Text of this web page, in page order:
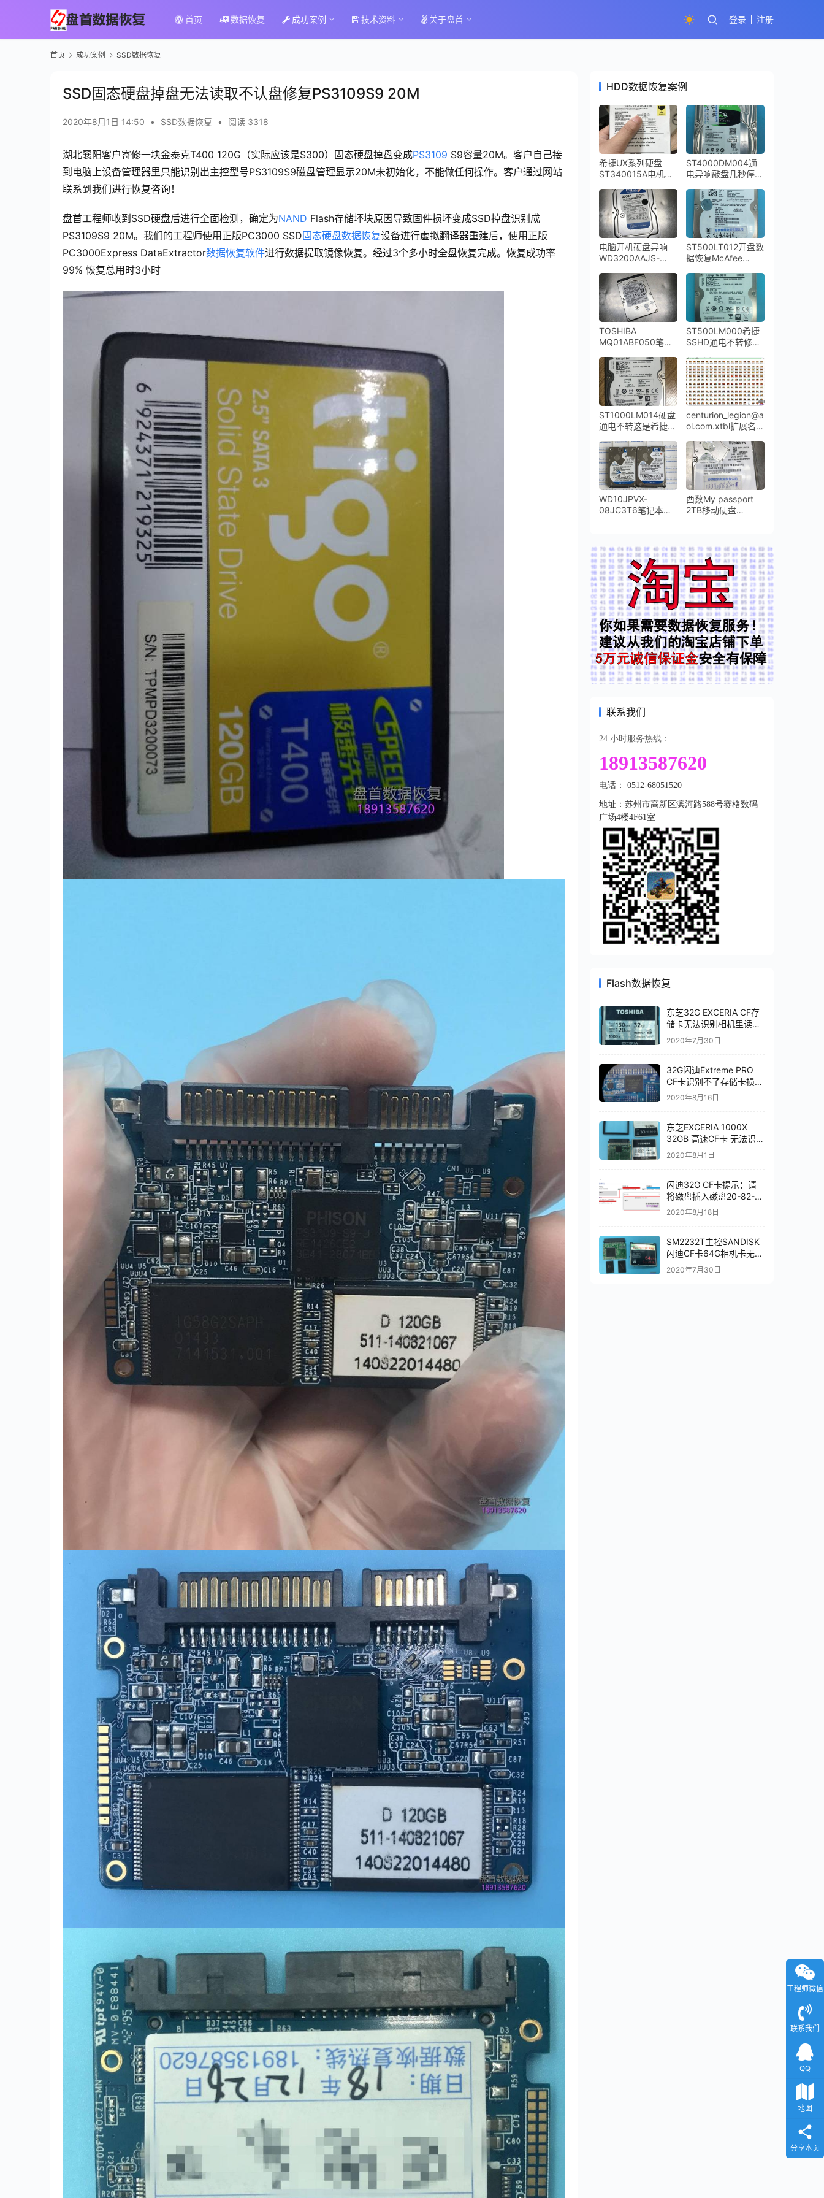
首页 数据恢复 成功案例 技术资料 关于盘首 登录 注册
首页 成功案例 SSD数据恢复
SSD固态硬盘掉盘无法读取不认盘修复PS3109S9 20M
2020年8月1日 14:50 • SSD数据恢复 • 阅读 3318
湖北襄阳客户寄修一块金泰克T400 120G（实际应该是S300）固态硬盘掉盘变成PS3109 S9容量20M。客户自己接
到电脑上设备管理器里只能识别出主控型号PS3109S9磁盘管理显示20M未初始化，不能做任何操作。客户通过网站
联系到我们进行恢复咨询！
盘首工程师收到SSD硬盘后进行全面检测，确定为NAND Flash存储坏块原因导致固件损坏变成SSD掉盘识别成
PS3109S9 20M。我们的工程师使用正版PC3000 SSD固态硬盘数据恢复设备进行虚拟翻译器重建后，使用正版
PC3000Express DataExtractor数据恢复软件进行数据提取镜像恢复。经过3个多小时全盘恢复完成。恢复成功率
99% 恢复总用时3小时
HDD数据恢复案例
希捷UX系列硬盘
ST340015A电机损
ST4000DM004通
电异响敲盘几秒停转
数据恢复完美成功
电脑开机硬盘异响
WD3200AAJS-
开盘数据恢复
ST500LT012开盘数
据恢复McAfee
盘加密数据恢复完美
成功
TOSHIBA
MQ01ABF050笔记
损坏开盘数据恢复成
功
ST500LM000希捷
SSHD通电不转修复
ST1000LM014硬盘
通电不转这是希捷
的NAND芯片故障通
病问题数据恢复方法
centurion_legion@a
ol.com.xtbl扩展名的
密
WD10JPVX-
08JC3T6笔记本硬
西数My passport
2TB移动硬盘
联系我们
24 小时服务热线：
18913587620
电话： 0512-68051520
地址：苏州市高新区滨河路588号赛格数码
广场4楼4F61室
Flash数据恢复
东芝32G EXCERIA CF存
储卡无法识别相机里读不
出数据电脑里显示无媒体
CF存储卡数据修复
2020年7月30日
32G闪迪Extreme PRO
CF卡识别不了存储卡损坏
数据恢复成功
2020年8月16日
东芝EXCERIA 1000X
32GB 高速CF卡 无法识别
数据恢复成功
2020年8月1日
闪迪32G CF卡提示：请
将磁盘插入磁盘20-82-
00549芯片级数据恢复
2020年8月18日
SM2232T主控SANDISK
闪迪CF卡64G相机卡无法
识别芯片级数据恢复成功
2020年7月30日
工程师微信
联系我们
QQ
地图
分享本页